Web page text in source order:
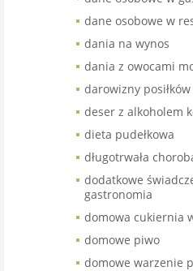
dane osobowe w
dania na wynos
dania z owocami
darowizny
deser z alkoholem
dieta pudełkowa
długotrwała
dodatkowe
gastronomia
domowa cukiernia
domowe piwo
domowe warzenie